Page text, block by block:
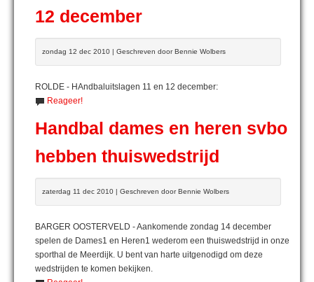
12 december
zondag 12 dec 2010 | Geschreven door Bennie Wolbers
ROLDE - HAndbaluitslagen 11 en 12 december:
Reageer!
Handbal dames en heren svbo
hebben thuiswedstrijd
zaterdag 11 dec 2010 | Geschreven door Bennie Wolbers
BARGER OOSTERVELD - Aankomende zondag 14 december
spelen de Dames1 en Heren1 wederom een thuiswedstrijd in onze
sporthal de Meerdijk. U bent van harte uitgenodigd om deze
wedstrijden te komen bekijken.